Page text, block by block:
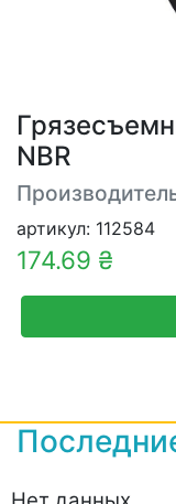
NBR
артикул: 112584
174.69 ₴